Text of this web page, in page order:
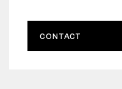
CONTACT